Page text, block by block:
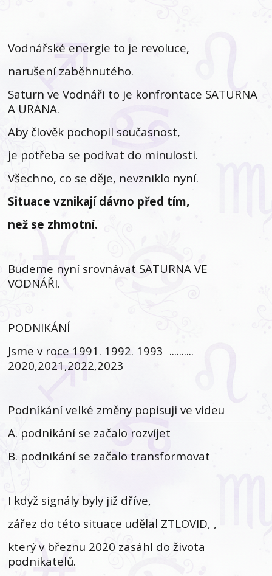
Vodnářské energie to je revoluce,
narušení zaběhnutého.
Saturn ve Vodnáři to je konfrontace SATURNA
A URANA.
Aby člověk pochopil současnost,
je potřeba se podívat do minulosti.
Všechno, co se děje, nevzniklo nyní.
Situace vznikají dávno před tím,
než se zhmotní.
Budeme nyní srovnávat SATURNA VE
VODNÁŘI.
PODNIKÁNÍ
Jsme v roce 1991. 1992. 1993 ..........
2020,2021,2022,2023
Podníkání velké změny popisuji ve videu
A. podnikání se začalo rozvíjet
B. podnikání se začalo transformovat
I když signály byly již dříve,
zářez do této situace udělal ZTLOVID, ,
který v březnu 2020 zasáhl do života
podnikatelů.